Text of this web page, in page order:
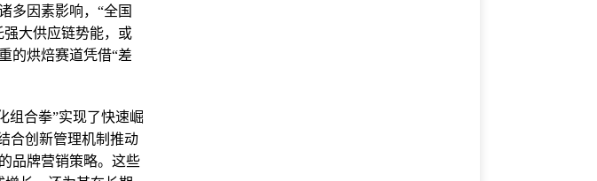
多因素影响，“全国
大供应链势能，或
的烘焙赛道凭借“差
组合拳”实现了快速崛
合创新管理机制推动
品牌营销策略。这些